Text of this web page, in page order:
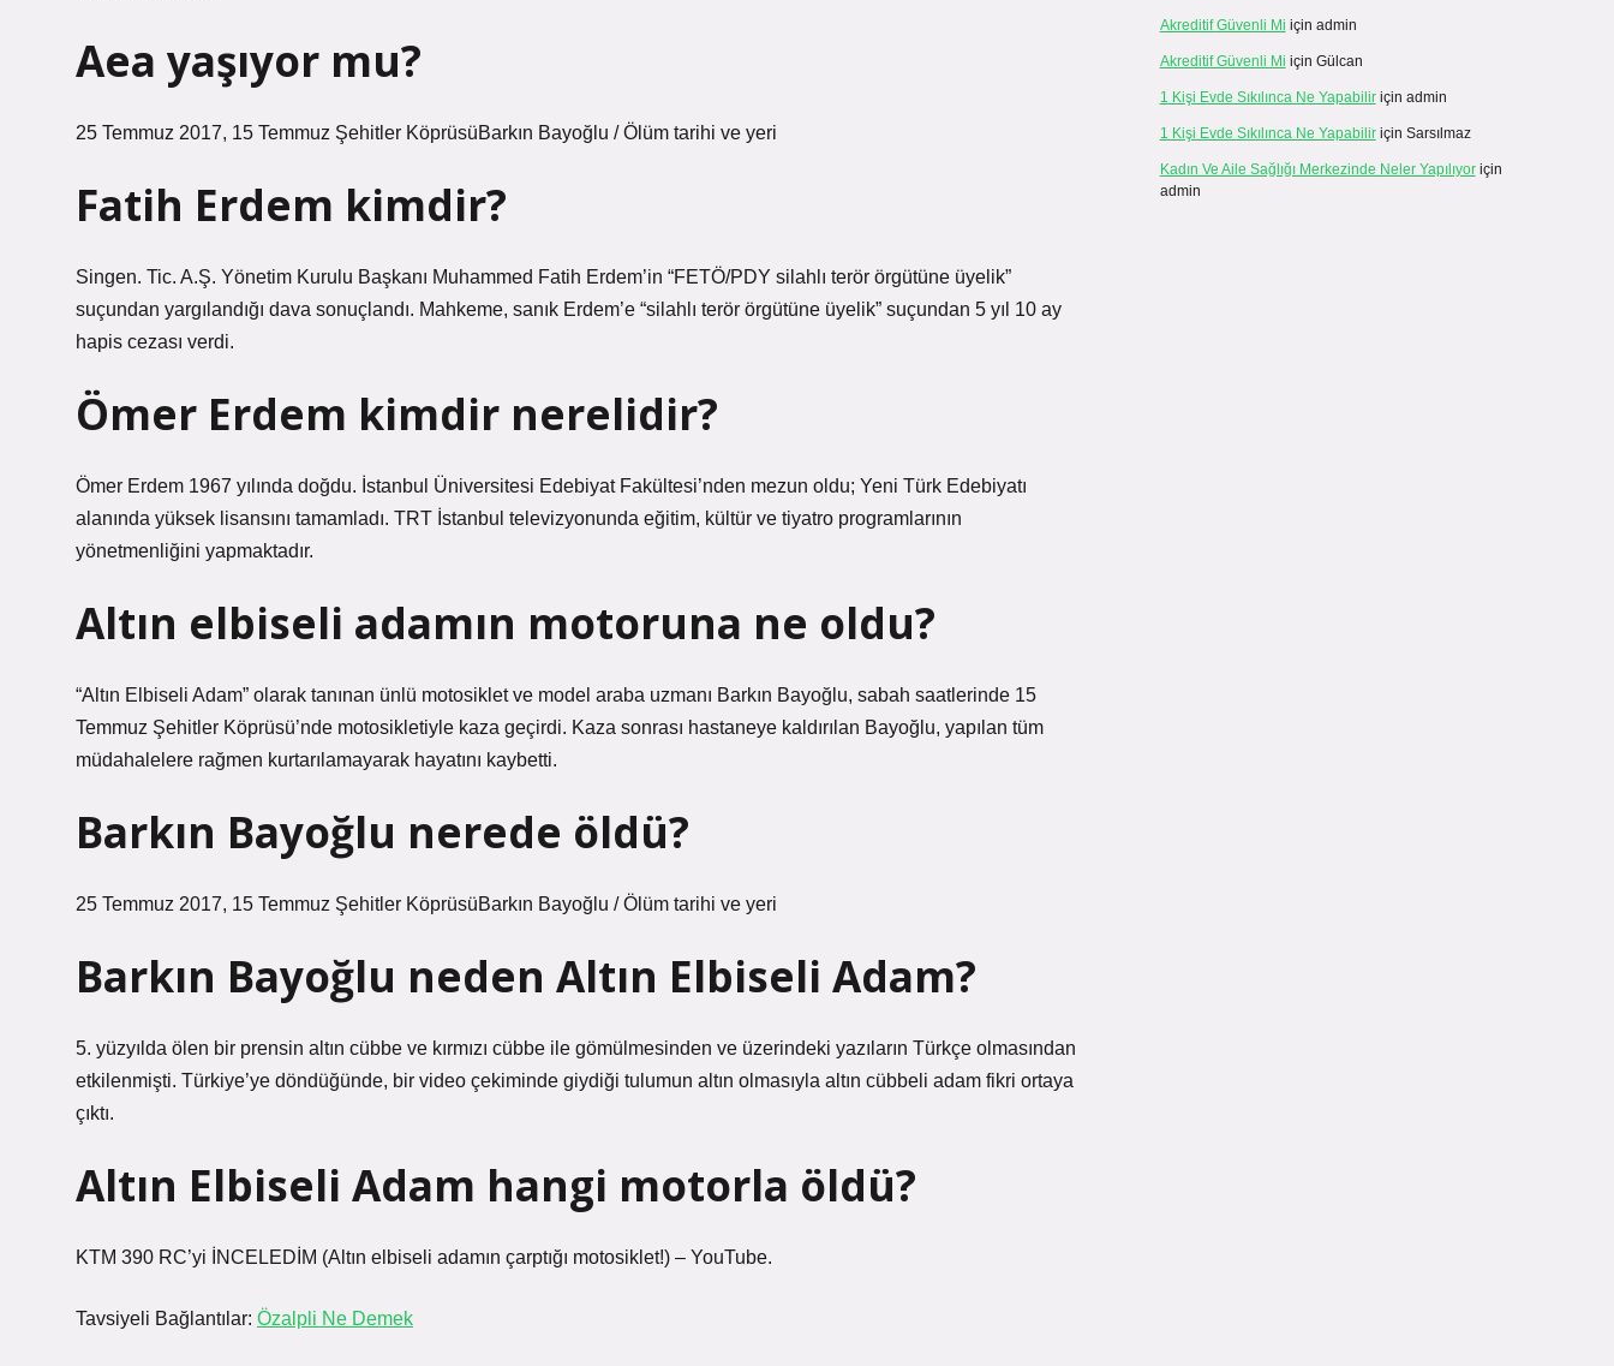
Aea yaşıyor mu?
25 Temmuz 2017, 15 Temmuz Şehitler KöprüsüBarkın Bayoğlu / Ölüm tarihi ve yeri
Fatih Erdem kimdir?
Singen. Tic. A.Ş. Yönetim Kurulu Başkanı Muhammed Fatih Erdem’in “FETÖ/PDY silahlı terör örgütüne üyelik”
suçundan yargılandığı dava sonuçlandı. Mahkeme, sanık Erdem’e “silahlı terör örgütüne üyelik” suçundan 5 yıl 10 ay
hapis cezası verdi.
Ömer Erdem kimdir nerelidir?
Ömer Erdem 1967 yılında doğdu. İstanbul Üniversitesi Edebiyat Fakültesi’nden mezun oldu; Yeni Türk Edebiyatı
alanında yüksek lisansını tamamladı. TRT İstanbul televizyonunda eğitim, kültür ve tiyatro programlarının
yönetmenliğini yapmaktadır.
Altın elbiseli adamın motoruna ne oldu?
“Altın Elbiseli Adam” olarak tanınan ünlü motosiklet ve model araba uzmanı Barkın Bayoğlu, sabah saatlerinde 15
Temmuz Şehitler Köprüsü’nde motosikletiyle kaza geçirdi. Kaza sonrası hastaneye kaldırılan Bayoğlu, yapılan tüm
müdahalelere rağmen kurtarılamayarak hayatını kaybetti.
Barkın Bayoğlu nerede öldü?
25 Temmuz 2017, 15 Temmuz Şehitler KöprüsüBarkın Bayoğlu / Ölüm tarihi ve yeri
Barkın Bayoğlu neden Altın Elbiseli Adam?
5. yüzyılda ölen bir prensin altın cübbe ve kırmızı cübbe ile gömülmesinden ve üzerindeki yazıların Türkçe olmasından
etkilenmişti. Türkiye’ye döndüğünde, bir video çekiminde giydiği tulumun altın olmasıyla altın cübbeli adam fikri ortaya
çıktı.
Altın Elbiseli Adam hangi motorla öldü?
KTM 390 RC’yi İNCELEDİM (Altın elbiseli adamın çarptığı motosiklet!) – YouTube.
Tavsiyeli Bağlantılar: Özalpli Ne Demek
Akreditif Güvenli Mi için admin
Akreditif Güvenli Mi için Gülcan
1 Kişi Evde Sıkılınca Ne Yapabiliriçin admin
1 Kişi Evde Sıkılınca Ne Yapabiliriçin Sarsılmaz
Kadın Ve Aile Sağlığı Merkezinde Neler Yapılıyoriçin
admin